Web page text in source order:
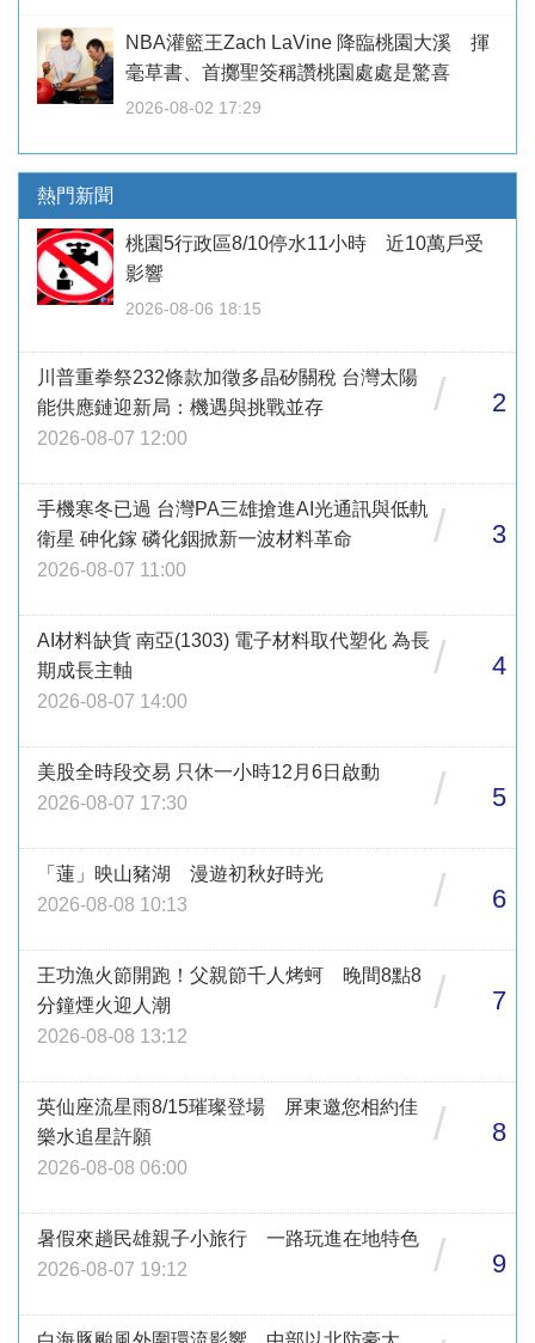
NBA灌籃王Zach LaVine 降臨桃園大溪 揮
毫草書、首擲聖筊稱讚桃園處處是驚喜
2026-08-02 17:29
熱門新聞
桃園5行政區8/10停水11小時 近10萬戶受
影響
2026-08-06 18:15
川普重拳祭232條款加徵多晶矽關稅 台灣太陽
能供應鏈迎新局：機遇與挑戰並存
2026-08-07 12:00
/ 2
手機寒冬已過 台灣PA三雄搶進AI光通訊與低軌
衛星 砷化鎵 磷化銦掀新一波材料革命
2026-08-07 11:00
/ 3
AI材料缺貨 南亞(1303) 電子材料取代塑化 為長
期成長主軸
2026-08-07 14:00
/ 4
美股全時段交易 只休一小時12月6日啟動
2026-08-07 17:30
/ 5
「蓮」映山豬湖 漫遊初秋好時光
2026-08-08 10:13
/ 6
王功漁火節開跑！父親節千人烤蚵 晚間8點8
分鐘煙火迎人潮
2026-08-08 13:12
/ 7
英仙座流星雨8/15璀璨登場 屏東邀您相約佳
樂水追星許願
2026-08-08 06:00
/ 8
暑假來趟民雄親子小旅行 一路玩進在地特色
2026-08-07 19:12
/ 9